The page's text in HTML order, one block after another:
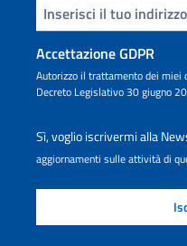
Inserisci la tua email
Accettazione GDPR
Autorizzo il trattamento dei miei
Decreto Legislativo 30 giugno
Sì, voglio iscrivermi alla
aggiornamenti sulle attività di